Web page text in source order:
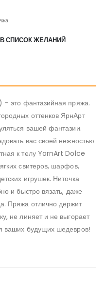
СПИСОК ЖЕЛАНИЙ
это фантазийная пряжа.
оттенков ЯрнАрт
вашей фантазии.
вас своей нежностью
к телу YarnArt Dolce
свитеров, шарфов,
игрушек. Ниточка
и быстро вязать, даже
Пряжа отлично держит
не линяет и не выгорает
ваших будущих шедевров!